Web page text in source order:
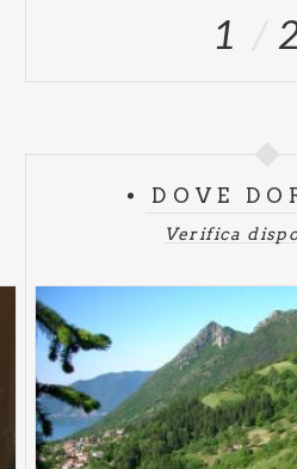
1
DOVE
Verifica